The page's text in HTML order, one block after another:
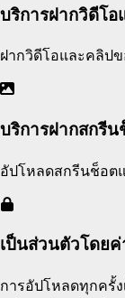
บริการฝากวิดีโอ
ฝากวิดีโอและคลิป
บริการฝากสกรีน
อัปโหลดสกรีนช็อต
เป็นส่วนตัวโดยค่
การอัปโหลดทุกครั้ง